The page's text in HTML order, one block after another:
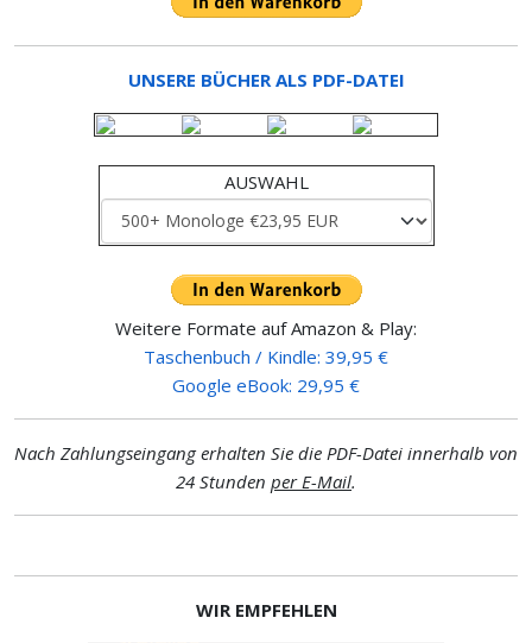
UNSERE BÜCHER ALS PDF-DATEI
AUSWAHL
Weitere Formate auf Amazon & Play:
Taschenbuch / Kindle: 39,95 €
Google eBook: 29,95 €
Nach Zahlungseingang erhalten Sie die PDF-Datei innerhalb von
24 Stunden per E-Mail.
WIR EMPFEHLEN